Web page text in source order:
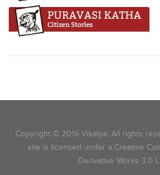
Copyright © 2016 Vikalpa. All rights
site is licensed under a Creative
Derivative Works 3.0